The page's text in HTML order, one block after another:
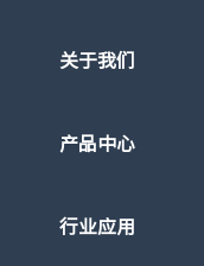
关于我们
产品中心
行业应用